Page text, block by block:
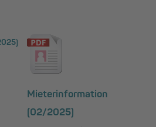
Mieterinformation
(02/2025)